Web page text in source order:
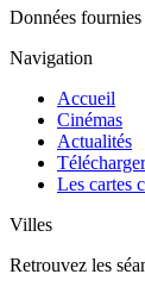
Données fournies
Navigation
Accueil
Cinémas
Actualités
Les cartes
Villes
Retrouvez les